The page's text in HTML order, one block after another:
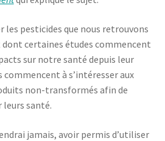
les pesticides que nous retrouvons
certaines études commencent
sur notre santé depuis leur
à s’intéresser aux
non-transformés afin de
leurs santé.
jamais, avoir permis d’utiliser